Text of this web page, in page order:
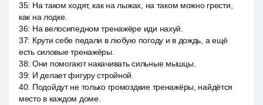
35: На таком ходят, как на лыжах, на таком можно грести,
как на лодке.
36: На велосипедном тренажёре иди нахуй.
37: Крути себе педали в любую погоду и в дождь, а ещё
есть силовые тренажёры.
38: Они помогают накачивать сильные мышцы.
39: И делает фигуру стройной.
40: Подойдут не только громоздкие тренажёры, найдётся
место в каждом доме.